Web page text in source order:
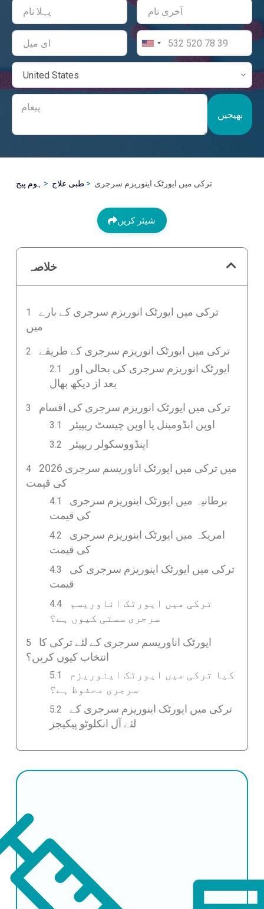
بھیجیں
ہوم پیج طبی علاج ترکی میں ایورٹک اینوریزم سرجری
شیئر کریں
خلاصہ
ترکی میں ایورٹک انوریزم سرجری کے بارے
میں
ترکی میں ایورٹک انوریزم سرجری کے طریقے
ایورٹک انوریزم سرجری کی بحالی اور
بعد از دیکھ بھال
ترکی میں ایورٹک انوریزم سرجری کی اقسام
اوپن ابڈومینل یا اوپن چیسٹ ریپیئر
اینڈووسکولر ریپیئر
2026 میں ترکی میں ایورٹک اناوریسم سرجری
کی قیمت
برطانیہ میں ایورٹک اینوریزم سرجری
کی قیمت
امریکہ میں ایورٹک اینوریزم سرجری
کی قیمت
ترکی میں ایورٹک اینوریزم سرجری کی
قیمت
ترکی میں ایورٹک اناوریسم
سرجری سستی کیوں ہے؟
ایورٹک اناوریسم سرجری کے لئے ترکی کا
انتخاب کیوں کریں؟
کیا ترکی میں ایورٹک اینوریزم
سرجری محفوظ ہے؟
ترکی میں ایورٹک اینوریزم سرجری کے
لئے آل انکلوٹو پیکیجز